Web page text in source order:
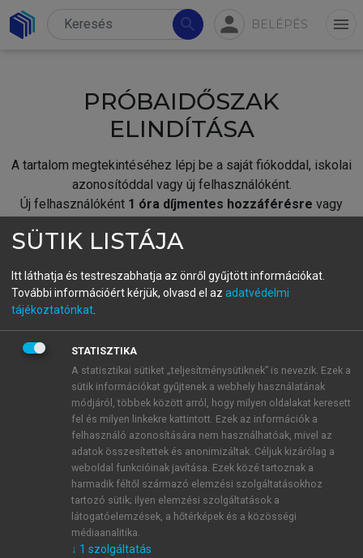
search person BELÉPÉS menu
PRÓBAIDŐSZAK
ELINDÍTÁSA
A tartalom megtekintéséhez lépj be a saját fiókoddal, iskolai
azonosítóddal vagy új felhasználóként.
Új felhasználóként 1 óra díjmentes hozzáférésre vagy
fiókoddal,vagy hozz létre új fiókot.
A regisztráció után apróbaidőszakautomatikusan
BELÉPÉS SAJÁT FIÓKKAL
ÚJ FIÓK LÉTREHOZÁSA
1 óra díjmentes hozzáférés
E-MAIL-CÍM
SÜTIK LISTÁJA
Itt láthatja és testreszabhatja az önről gyűjtött információkat.
További információért kérjük, olvasd el az adatvédelmi
tájékoztatónkat
STATISZTIKA
A statisztikai sütiket „teljesítménysütiknek” is nevezik. Ezek a
sütik információkat gyűjtenek a webhely használatának
módjáról, többek között arról, hogy milyen oldalakat keresett
fel és milyen linkekre kattintott. Ezek az információk a
felhasználó azonosítására nem használhatóak, mivel az
adatok összesítettek és anonimizáltak. Céljuk kizárólag a
weboldal funkcióinak javítása. Ezek közé tartoznak a
harmadik féltől származó elemzési szolgáltatásokhoz
tartozó sütik; ilyen elemzési szolgáltatások a
látogatóelemzések, a hőtérképek és a közösségi
médiaanalitika.
↓ 1 szolgáltatás